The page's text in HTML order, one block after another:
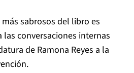
sabrosos del libro es
conversaciones internas
de Ramona Reyes a la